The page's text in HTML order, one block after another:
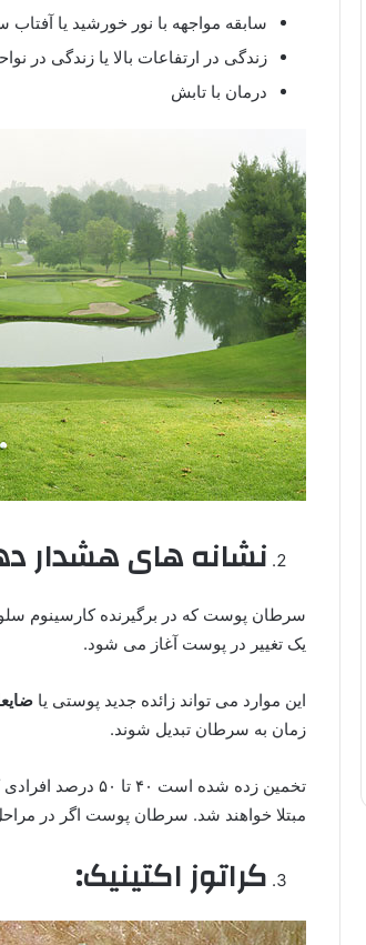
سابقه مواجهه با نور خورشید یا
زندگی در ارتفاعات بالا یا زندگی در
درمان با تابش
نشانه های هشدار
سرطان پوست که در برگیرنده کارسینوم
یک تغییر در پوست آغاز می شود.
این موارد می تواند زائده جدید پوستی یا
زمان به سرطان تبدیل شوند.
مبتلا خواهند شد. سرطان پوست اگر در
کراتوز اکتینیک: